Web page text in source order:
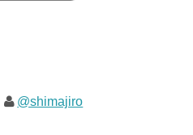
@shimajiro